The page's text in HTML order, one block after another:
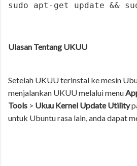
sudo apt-get update &&
Ulasan Tentang UKUU
Setelah UKUU terinstal ke mesin
menjalankan UKUU melalui menu
Tools > Ukuu Kernel Update Utility
untuk Ubuntu rasa lain, anda dapat